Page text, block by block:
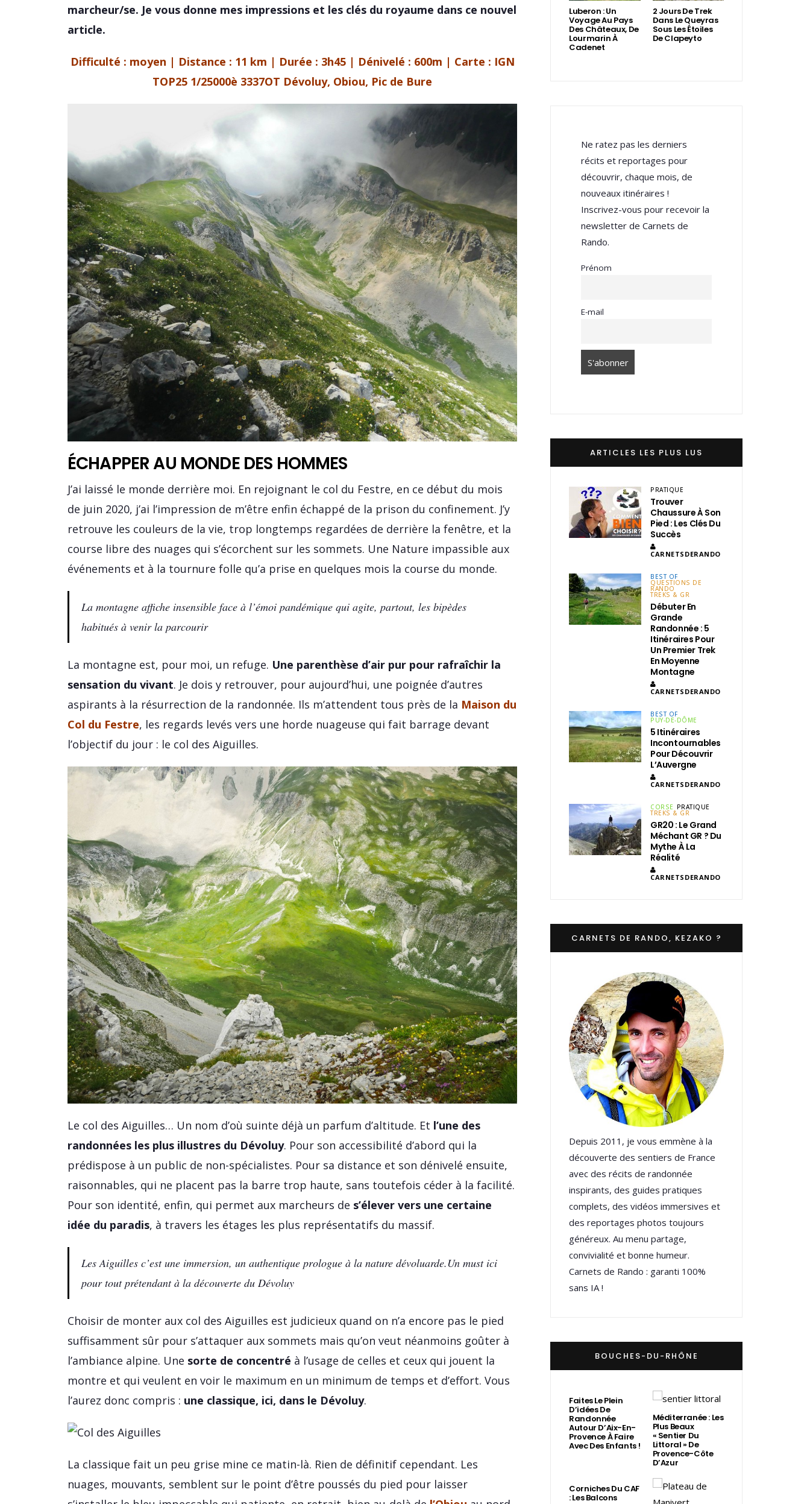
marcheur/se. Je vous donne mes impressions et les clés du royaume dans ce nouvel
article.
Difficulté : moyen | Distance : 11 km | Durée : 3h45 | Dénivelé : 600m | Carte : IGN
TOP25 1/25000è 3337OT Dévoluy, Obiou, Pic de Bure
ÉCHAPPER AU MONDE DES HOMMES
J’ai laissé le monde derrière moi. En rejoignant le col du Festre, en ce début du mois
de juin 2020, j’ai l’impression de m’être enfin échappé de la prison du confinement. J’y
retrouve les couleurs de la vie, trop longtemps regardées de derrière la fenêtre, et la
course libre des nuages qui s’écorchent sur les sommets. Une Nature impassible aux
événements et à la tournure folle qu’a prise en quelques mois la course du monde.
La montagne affiche insensible face à l’émoi pandémique qui agite, partout, les bipèdes
habitués à venir la parcourir
La montagne est, pour moi, un refuge. Une parenthèse d’air pur pour rafraîchir la
sensation du vivant. Je dois y retrouver, pour aujourd’hui, une poignée d’autres
aspirants à la résurrection de la randonnée. Ils m’attendent tous près de la Maison du
Col du Festre, les regards levés vers une horde nuageuse qui fait barrage devant
l’objectif du jour : le col des Aiguilles.
Le col des Aiguilles… Un nom d’où suinte déjà un parfum d’altitude. Et l’une des
randonnées les plus illustres du Dévoluy. Pour son accessibilité d’abord qui la
prédispose à un public de non-spécialistes. Pour sa distance et son dénivelé ensuite,
raisonnables, qui ne placent pas la barre trop haute, sans toutefois céder à la facilité.
Pour son identité, enfin, qui permet aux marcheurs de s’élever vers une certaine
idée du paradis, à travers les étages les plus représentatifs du massif.
Les Aiguilles c’est une immersion, un authentique prologue à la nature dévoluarde.Un must ici
pour tout prétendant à la découverte du Dévoluy
Choisir de monter aux col des Aiguilles est judicieux quand on n’a encore pas le pied
suffisamment sûr pour s’attaquer aux sommets mais qu’on veut néanmoins goûter à
l’ambiance alpine. Une sorte de concentré à l’usage de celles et ceux qui jouent la
montre et qui veulent en voir le maximum en un minimum de temps et d’effort. Vous
l’aurez donc compris : une classique, ici, dans le Dévoluy.
La classique fait un peu grise mine ce matin-là. Rien de définitif cependant. Les
nuages, mouvants, semblent sur le point d’être poussés du pied pour laisser
Luberon : Un
Voyage Au Pays
Des Châteaux, De
Lourmarin À
Cadenet
2 Jours De Trek
Dans Le Queyras
Sous Les Étoiles
De Clapeyto
Ne ratez pas les derniers
récits et reportages pour
découvrir, chaque mois, de
nouveaux itinéraires !
Inscrivez-vous pour recevoir la
newsletter de Carnets de
Rando.
Prénom
E-mail
ARTICLES LES PLUS LUS
PRATIQUE
Trouver
Chaussure À Son
Pied : Les Clés Du
Succès
CARNETSDERANDO
BEST OF
QUESTIONS DE
RANDO
TREKS & GR
Débuter En
Grande
Randonnée : 5
Itinéraires Pour
Un Premier Trek
En Moyenne
Montagne
CARNETSDERANDO
BEST OF
PUY-DE-DÔME
5 Itinéraires
Incontournables
Pour Découvrir
L’Auvergne
CARNETSDERANDO
CORSE PRATIQUE
TREKS & GR
GR20 : Le Grand
Méchant GR ? Du
Mythe À La
Réalité
CARNETSDERANDO
CARNETS DE RANDO, KEZAKO ?
Depuis 2011, je vous emmène à la
découverte des sentiers de France
avec des récits de randonnée
inspirants, des guides pratiques
complets, des vidéos immersives et
des reportages photos toujours
généreux. Au menu partage,
convivialité et bonne humeur.
Carnets de Rando : garanti 100%
sans IA !
BOUCHES-DU-RHÔNE
Faites Le Plein
D’idées De
Randonnée
Autour D’Aix-En-
Provence À Faire
Avec Des Enfants !
Méditerranée : Les
Plus Beaux
« Sentier Du
Littoral » De
Provence-Côte
D’Azur
Corniches Du CAF
: Les Balcons